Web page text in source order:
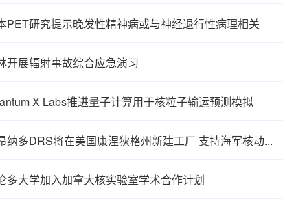
PET研究提示晚发性精神病或与神经退行性病理相关
开展辐射事故综合应急演习
X Labs推进量子计算用于核粒子输运预测模拟
莱昂纳多DRS将在美国康涅狄格州新建工厂 支持海军核动力推进相关业务增长
多大学加入加拿大核实验室学术合作计划